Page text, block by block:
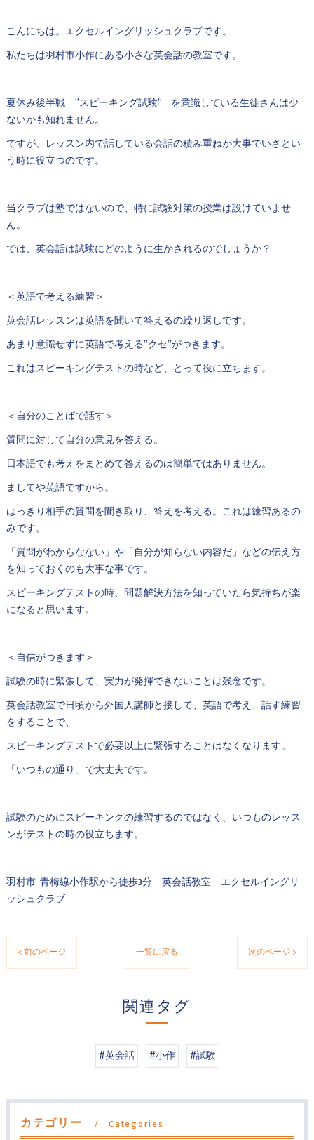
こんにちは。エクセルイングリッシュクラブです。
私たちは羽村市小作にある小さな英会話の教室です。
夏休み後半戦 ”スピーキング試験” を意識している生徒さんは少
ないかも知れません。
ですが、レッスン内で話している会話の積み重ねが大事でいざとい
う時に役立つのです。
当クラブは塾ではないので、特に試験対策の授業は設けていませ
ん。
では、英会話は試験にどのように生かされるのでしょうか？
＜英語で考える練習＞
英会話レッスンは英語を聞いて答えるの繰り返しです。
あまり意識せずに英語で考える”クセ”がつきます。
これはスピーキングテストの時など、とって役に立ちます。
＜自分のことばで話す＞
質問に対して自分の意見を答える。
日本語でも考えをまとめて答えるのは簡単ではありません。
ましてや英語ですから。
はっきり相手の質問を聞き取り、答えを考える。これは練習あるの
みです。
「質問がわからなない」や「自分が知らない内容だ」などの伝え方
を知っておくのも大事な事です。
スピーキングテストの時、問題解決方法を知っていたら気持ちが楽
になると思います。
＜自信がつきます＞
試験の時に緊張して、実力が発揮できないことは残念です。
英会話教室で日頃から外国人講師と接して、英語で考え、話す練習
をすることで、
スピーキングテストで必要以上に緊張することはなくなります。
「いつもの通り」で大丈夫です。
試験のためにスピーキングの練習するのではなく、いつものレッス
ンがテストの時の役立ちます。
羽村市 青梅線小作駅から徒歩3分 英会話教室 エクセルイングリ
ッシュクラブ
< 前のページ 一覧に戻る 次のページ >
関連タグ
#英会話 #小作 #試験
カテゴリー Categories